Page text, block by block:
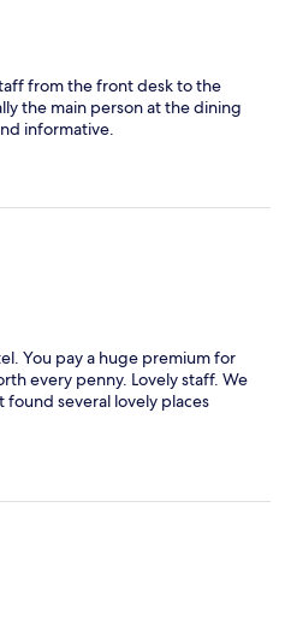
from the front desk to the
the main person at the dining
informative.
You pay a huge premium for
every penny. Lovely staff. We
several lovely places